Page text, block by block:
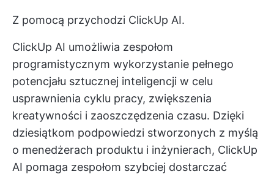
Z pomocą przychodzi ClickUp AI.
ClickUp AI umożliwia zespołom
programistycznym wykorzystanie pełnego
potencjału sztucznej inteligencji w celu
usprawnienia cyklu pracy, zwiększenia
kreatywności i zaoszczędzenia czasu. Dzięki
dziesiątkom podpowiedzi stworzonych z myślą
o menedżerach produktu i inżynierach, ClickUp
AI pomaga zespołom szybciej dostarczać